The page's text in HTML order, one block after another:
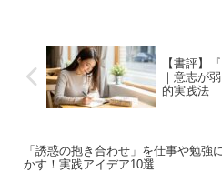
【書評】
｜意志が
的実践法
「誘惑の抱き合わせ」を仕事や勉強
かす！実践アイデア10選